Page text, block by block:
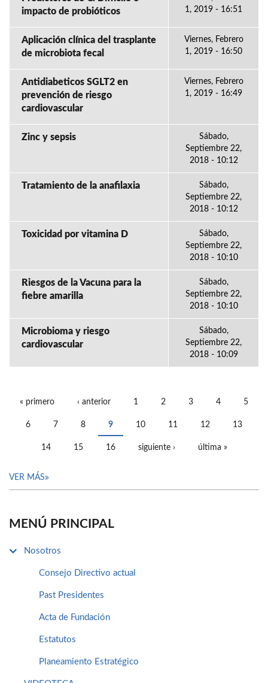
impacto de probióticos
1, 2019 - 16:51
Aplicación clínica del trasplante
de microbiota fecal
Viernes, Febrero
1, 2019 - 16:50
Antidiabeticos SGLT2 en
prevención de riesgo
cardiovascular
Viernes, Febrero
1, 2019 - 16:49
Zinc y sepsis
Sábado,
Septiembre 22,
2018 - 10:12
Tratamiento de la anafilaxia
Sábado,
Septiembre 22,
2018 - 10:12
Toxicidad por vitamina D
Sábado,
Septiembre 22,
2018 - 10:10
Riesgos de la Vacuna para la
fiebre amarilla
Sábado,
Septiembre 22,
2018 - 10:10
Microbioma y riesgo
cardiovascular
Sábado,
Septiembre 22,
2018 - 10:09
« primero ‹ anterior 1 2 3 4 5
6 7 8 9 10 11 12 13
14 15 16 siguiente › última »
VER MÁS
MENÚ PRINCIPAL
Nosotros
Consejo Directivo actual
Past Presidentes
Acta de Fundación
Estatutos
Planeamiento Estratégico